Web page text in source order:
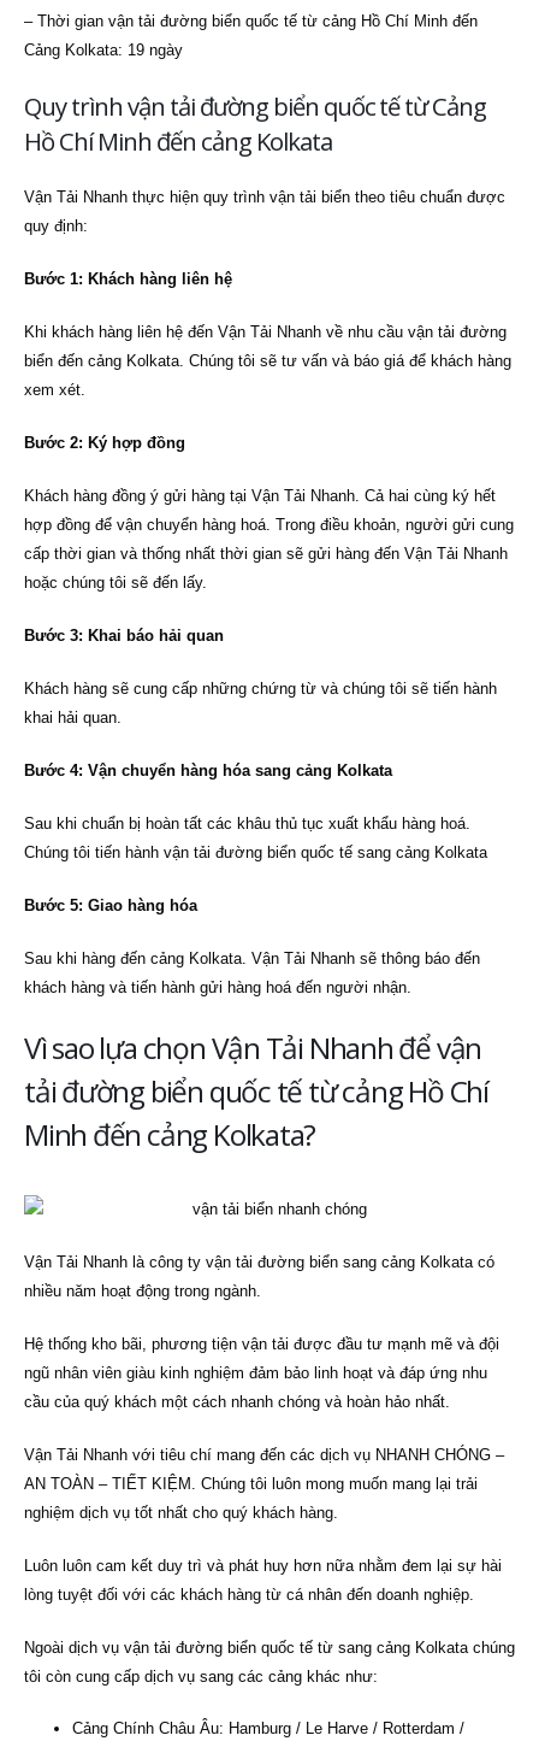
– Thời gian vận tải đường biển quốc tế từ cảng Hồ Chí Minh đến
Cảng Kolkata: 19 ngày
Quy trình vận tải đường biển quốc tế từ Cảng
Hồ Chí Minh đến cảng Kolkata
Vận Tải Nhanh thực hiện quy trình vận tải biển theo tiêu chuẩn được
quy định:
Bước 1: Khách hàng liên hệ
Khi khách hàng liên hệ đến Vận Tải Nhanh về nhu cầu vận tải đường
biển đến cảng Kolkata. Chúng tôi sẽ tư vấn và báo giá để khách hàng
xem xét.
Bước 2: Ký hợp đồng
Khách hàng đồng ý gửi hàng tại Vận Tải Nhanh. Cả hai cùng ký hết
hợp đồng để vận chuyển hàng hoá. Trong điều khoản, người gửi cung
cấp thời gian và thống nhất thời gian sẽ gửi hàng đến Vận Tải Nhanh
hoặc chúng tôi sẽ đến lấy.
Bước 3: Khai báo hải quan
Khách hàng sẽ cung cấp những chứng từ và chúng tôi sẽ tiến hành
khai hải quan.
Bước 4: Vận chuyển hàng hóa sang cảng Kolkata
Sau khi chuẩn bị hoàn tất các khâu thủ tục xuất khẩu hàng hoá.
Chúng tôi tiến hành vận tải đường biển quốc tế sang cảng Kolkata
Bước 5: Giao hàng hóa
Sau khi hàng đến cảng Kolkata. Vận Tải Nhanh sẽ thông báo đến
khách hàng và tiến hành gửi hàng hoá đến người nhận.
Vì sao lựa chọn Vận Tải Nhanh để vận
tải đường biển quốc tế từ cảng Hồ Chí
Minh đến cảng Kolkata?
Vận Tải Nhanh là công ty vận tải đường biển sang cảng Kolkata có
nhiều năm hoạt động trong ngành.
Hệ thống kho bãi, phương tiện vận tải được đầu tư mạnh mẽ và đội
ngũ nhân viên giàu kinh nghiệm đảm bảo linh hoạt và đáp ứng nhu
cầu của quý khách một cách nhanh chóng và hoàn hảo nhất.
Vận Tải Nhanh với tiêu chí mang đến các dịch vụ NHANH CHÓNG –
AN TOÀN – TIẾT KIỆM. Chúng tôi luôn mong muốn mang lại trải
nghiệm dịch vụ tốt nhất cho quý khách hàng.
Luôn luôn cam kết duy trì và phát huy hơn nữa nhằm đem lại sự hài
lòng tuyệt đối với các khách hàng từ cá nhân đến doanh nghiệp.
Ngoài dịch vụ vận tải đường biển quốc tế từ sang cảng Kolkata chúng
tôi còn cung cấp dịch vụ sang các cảng khác như:
Cảng Chính Châu Âu: Hamburg / Le Harve / Rotterdam /